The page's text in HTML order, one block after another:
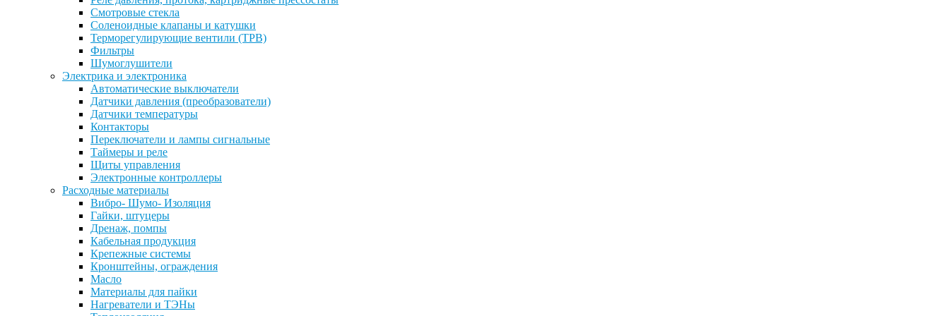
Смотровые стекла
Соленоидные клапаны и катушки
Терморегулирующие вентили (ТРВ)
Фильтры
Шумоглушители
Электрика и электроника
Автоматические выключатели
Датчики давления (преобразователи)
Датчики температуры
Контакторы
Переключатели и лампы сигнальные
Таймеры и реле
Щиты управления
Электронные контроллеры
Расходные материалы
Вибро- Шумо- Изоляция
Гайки, штуцеры
Дренаж, помпы
Кабельная продукция
Крепежные системы
Кронштейны, ограждения
Масло
Материалы для пайки
Нагреватели и ТЭНы